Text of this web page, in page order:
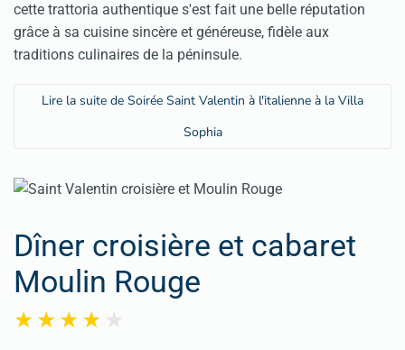
cette trattoria authentique s'est fait une belle réputation
grâce à sa cuisine sincère et généreuse, fidèle aux
traditions culinaires de la péninsule.
Lire la suite de Soirée Saint Valentin à l'italienne à la Villa
Sophia
Dîner croisière et cabaret
Moulin Rouge